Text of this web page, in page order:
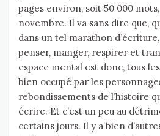
pages environ, soit 50 000
novembre. Il va sans dire que,
dans un tel marathon
penser, manger, respirer et
espace mental est donc, tous
bien occupé par les
rebondissements de l’histoire
écrire. Et c’est un peu au
certains jours. Il y a bien